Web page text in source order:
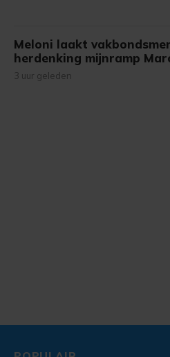
Meloni laakt
herdenking mijnramp
3 uur geleden